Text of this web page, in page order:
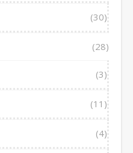
(30)
(28)
(3)
(11)
(4)